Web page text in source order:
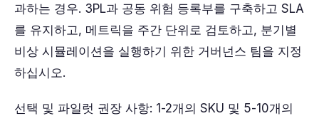
과하는 경우. 3PL과 공동 위험 등록부를 구축하고 SLA
를 유지하고, 메트릭을 주간 단위로 검토하고, 분기별
비상 시뮬레이션을 실행하기 위한 거버넌스 팀을 지정
하십시오.
선택 및 파일럿 권장 사항: 1-2개의 SKU 및 5-10개의